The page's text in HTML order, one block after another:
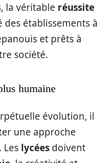
la véritable réussite
des établissements à
et prêts à
société.
humaine
évolution, il
une approche
Les lycées doivent